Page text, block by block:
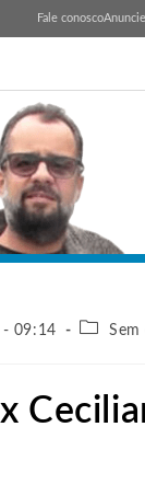
Fale conoscoAnuncie
- 09:14 Sem